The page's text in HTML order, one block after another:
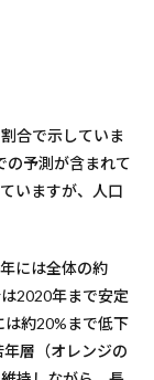
合で示していま
の予測が含まれて
いますが、人口
には全体の約
2020年まで安定
は約20%まで低下
層（オレンジの